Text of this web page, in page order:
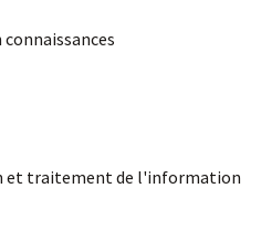
et traitement de l'information